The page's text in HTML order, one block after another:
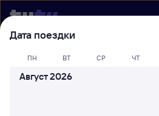
Выберите день,
билеты Ныш — Буюклы
Дата поездки
ПН ВТ СР ЧТ
Август 2026